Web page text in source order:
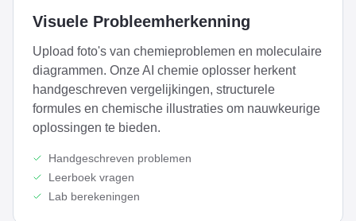
Visuele Probleemherkenning
Upload foto's van chemieproblemen en moleculaire
diagrammen. Onze AI chemie oplosser herkent
handgeschreven vergelijkingen, structurele
formules en chemische illustraties om nauwkeurige
oplossingen te bieden.
Handgeschreven problemen
Leerboek vragen
Lab berekeningen